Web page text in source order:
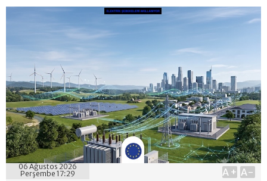
06 Ağustos 2026
Perşembe 17:29
A+ A-